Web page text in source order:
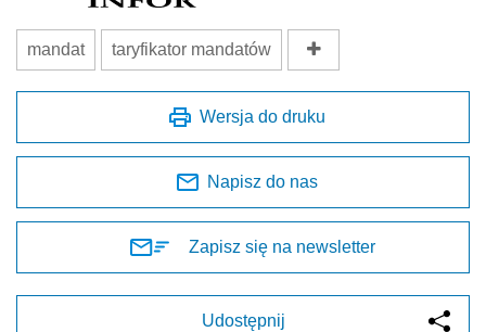
mandat taryfikator mandatów
Wersja do druku
Napisz do nas
Zapisz się na newsletter
Udostępnij